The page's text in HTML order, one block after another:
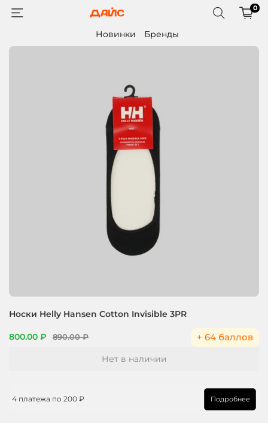
0
Новинки Бренды
Носки Helly Hansen Cotton Invisible 3PR
800.00 ₽ 890.00 ₽ + 64 баллов
Нет в наличии
4 платежа по 200 ₽ Подробнее